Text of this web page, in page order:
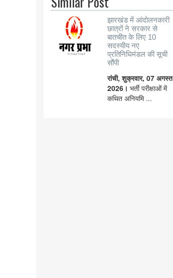
झारखंड में आंदोलनकारी
छात्रों ने सरकार से
बातचीत के लिए 10
सदस्यीय नए
प्रतिनिधिमंडल की सूची
सौंपी
रांची, शुक्रवार, 07 अगस्त
2026। भर्ती परीक्षाओं में
कथित अनियमि ...